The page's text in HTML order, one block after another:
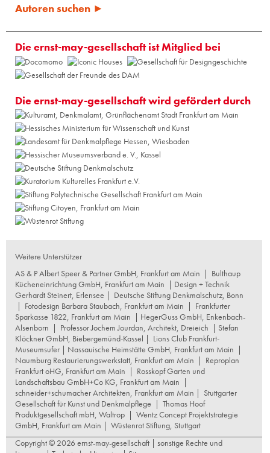
Autoren suchen ►
Die ernst-may-gesellschaft ist Mitglied bei
Die ernst-may-gesellschaft wird gefördert durch
Weitere Unterstützer
AS & P Albert Speer & Partner GmbH, Frankfurt am Main | Bulthaup
Kücheneinrichtung GmbH, Frankfurt am Main | Design + Technik
Gerhardt Steinert, Erlensee | Deutsche Stiftung Denkmalschutz, Bonn
| Fotodesign Barbara Staubach, Frankfurt am Main | Frankfurter
Sparkasse 1822, Frankfurt am Main | HegerGuss GmbH, Enkenbach-
Alsenborn | Professor Jochem Jourdan, Architekt, Dreieich | Stefan
Klöckner GmbH, Biebergemünd-Kassel | Lions Club Frankfurt-
Museumsufer | Nassauische Heimstätte GmbH, Frankfurt am Main |
Naumburg Restaurierungswerkstatt, Frankfurt am Main | Reproplan
Frankfurt oHG, Frankfurt am Main | Rosskopf Garten und
Landschaftsbau GmbH+Co KG, Frankfurt am Main |
schneider+schumacher Architekten, Frankfurt am Main | Stuttgarter
Gesellschaft für Kunst und Denkmalpflege | Thomas Hoof
Produktgesellschaft mbH, Waltrop | Wentz Concept Projektstrategie
GmbH, Frankfurt am Main | Wüstenrot Stiftung, Stuttgart
Copyright © 2026 ernst-may-gesellschaft | sonstige Rechte und